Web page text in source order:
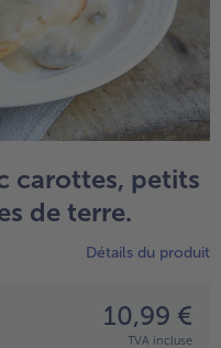
carottes, petits
de terre.
Détails du produit
10,99 €
TVA incluse